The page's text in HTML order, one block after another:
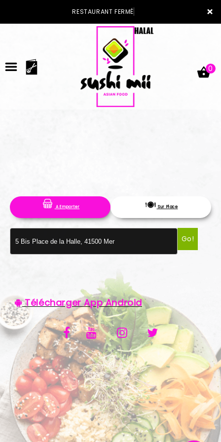
×
RESTAURANT FERMÉ
NOTRE RESTAURANT
VOS AVIS
MENTIONS LÉGALES
0
A Emporter Sur Place
Go!
Télécharger App Android